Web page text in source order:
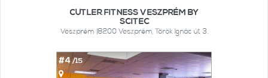
CUTLER FITNESS VESZPRÉM BY
SCITEC
Veszprém |8200 Veszprém, Török Ignác út 3.
#4/15